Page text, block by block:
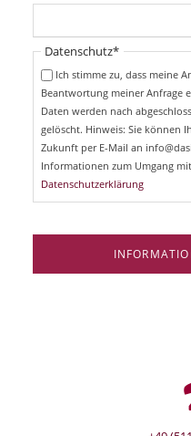
t
f
f
i
Pflichtfeld
Datenschutz*
Ich stimme zu, dass meine
Beantwortung meiner Anfrage
Daten werden nach
gelöscht. Hinweis: Sie können
Zukunft per E-Mail an
Informationen zum Umgang
Datenschutzerklärung